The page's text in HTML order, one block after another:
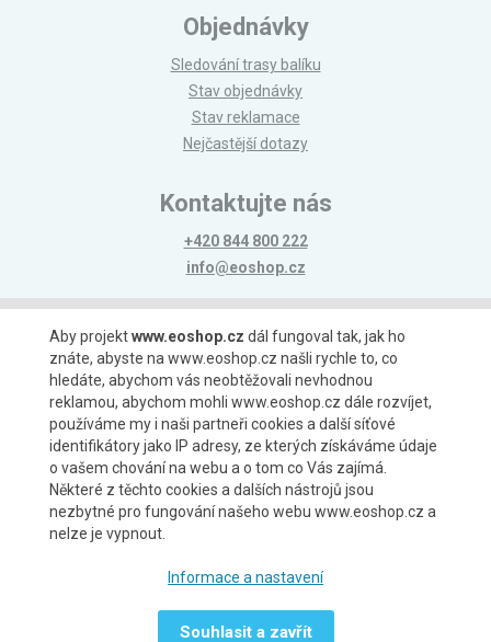
Objednávky
Sledování trasy balíku
Stav objednávky
Stav reklamace
Nejčastější dotazy
Kontaktujte nás
+420 844 800 222
info@eoshop.cz
Možnosti platby
Možnosti dopravy
Aby projektwww.eoshop.cz dál fungoval tak, jak ho
znáte, abyste na www.eoshop.cz našli rychle to, co
hledáte, abychom vás neobtěžovali nevhodnou
reklamou, abychom mohli www.eoshop.cz dále rozvíjet,
používáme my i naši partneři cookies a další síťové
identifikátory jako IP adresy, ze kterých získáváme údaje
o vašem chování na webu a o tom co Vás zajímá.
Některé z těchto cookies a dalších nástrojů jsou
nezbytné pro fungování našeho webu www.eoshop.cz a
nelze je vypnout.
Informace a nastavení
Souhlasit a zavřít